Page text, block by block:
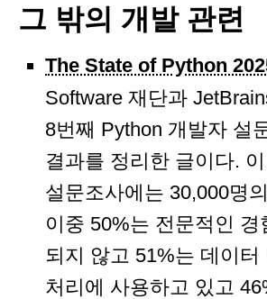
그 밖의 개발 관련
The State of Python
Software 재단과
8번째 Python 개발자 설
결과를 정리한 글이다. 이
설문조사에는 30,000명
이중 50%는 전문적인 경
되지 않고 51%는 데이터
처리에 사용하고 있고